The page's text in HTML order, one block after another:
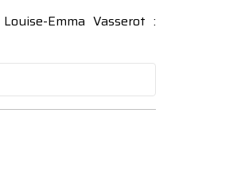
Emma Vasserot :